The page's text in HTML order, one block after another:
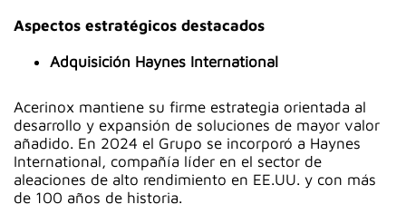
Aspectos estratégicos destacados
Adquisición Haynes International
Acerinox mantiene su firme estrategia orientada al
desarrollo y expansión de soluciones de mayor valor
añadido. En 2024 el Grupo se incorporó a Haynes
International, compañía líder en el sector de
aleaciones de alto rendimiento en EE.UU. y con más
de 100 años de historia.